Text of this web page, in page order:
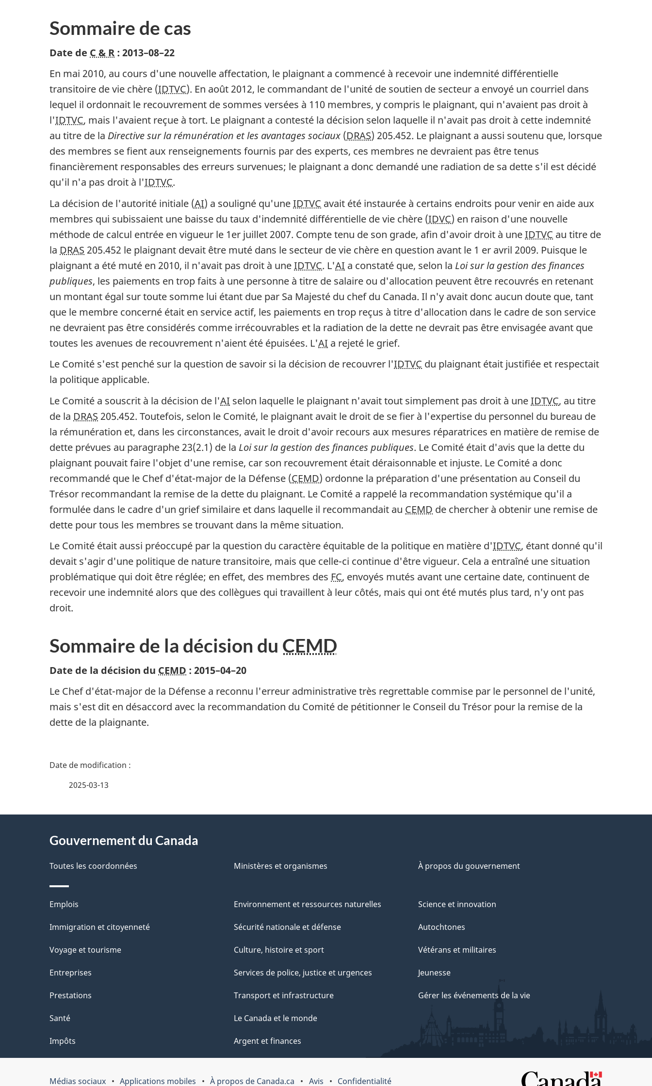
Sommaire de cas
Date de C & R : 2013–08–22
En mai 2010, au cours d'une nouvelle affectation, le plaignant a commencé à recevoir une indemnité différentielle
transitoire de vie chère (IDTVC). En août 2012, le commandant de l'unité de soutien de secteur a envoyé un courriel dans
lequel il ordonnait le recouvrement de sommes versées à 110 membres, y compris le plaignant, qui n'avaient pas droit à
l'IDTVC, mais l'avaient reçue à tort. Le plaignant a contesté la décision selon laquelle il n'avait pas droit à cette indemnité
au titre de la Directive sur la rémunération et les avantages sociaux (DRAS) 205.452. Le plaignant a aussi soutenu que, lorsque
des membres se fient aux renseignements fournis par des experts, ces membres ne devraient pas être tenus
financièrement responsables des erreurs survenues; le plaignant a donc demandé une radiation de sa dette s'il est décidé
qu'il n'a pas droit à l'IDTVC.
La décision de l'autorité initiale (AI) a souligné qu'uneIDTVC avait été instaurée à certains endroits pour venir en aide aux
membres qui subissaient une baisse du taux d'indemnité différentielle de vie chère (IDVC) en raison d'une nouvelle
méthode de calcul entrée en vigueur le 1er juillet 2007. Compte tenu de son grade, afin d'avoir droit à uneIDTVC au titre de
la DRAS 205.452 le plaignant devait être muté dans le secteur de vie chère en question avant le 1 er avril 2009. Puisque le
plaignant a été muté en 2010, il n'avait pas droit à uneIDTVC. L'AI a constaté que, selon la Loi sur la gestion des finances
publiques, les paiements en trop faits à une personne à titre de salaire ou d'allocation peuvent être recouvrés en retenant
un montant égal sur toute somme lui étant due par Sa Majesté du chef du Canada. Il n'y avait donc aucun doute que, tant
que le membre concerné était en service actif, les paiements en trop reçus à titre d'allocation dans le cadre de son service
ne devraient pas être considérés comme irrécouvrables et la radiation de la dette ne devrait pas être envisagée avant que
toutes les avenues de recouvrement n'aient été épuisées. L'AI a rejeté le grief.
Le Comité s'est penché sur la question de savoir si la décision de recouvrer l'IDTVC du plaignant était justifiée et respectait
la politique applicable.
Le Comité a souscrit à la décision de l'AI selon laquelle le plaignant n'avait tout simplement pas droit à uneIDTVC, au titre
de la DRAS 205.452. Toutefois, selon le Comité, le plaignant avait le droit de se fier à l'expertise du personnel du bureau de
la rémunération et, dans les circonstances, avait le droit d'avoir recours aux mesures réparatrices en matière de remise de
dette prévues au paragraphe 23(2.1) de la Loi sur la gestion des finances publiques. Le Comité était d'avis que la dette du
plaignant pouvait faire l'objet d'une remise, car son recouvrement était déraisonnable et injuste. Le Comité a donc
recommandé que le Chef d'état-major de la Défense (CEMD) ordonne la préparation d'une présentation au Conseil du
Trésor recommandant la remise de la dette du plaignant. Le Comité a rappelé la recommandation systémique qu'il a
formulée dans le cadre d'un grief similaire et dans laquelle il recommandait au CEMD de chercher à obtenir une remise de
dette pour tous les membres se trouvant dans la même situation.
Le Comité était aussi préoccupé par la question du caractère équitable de la politique en matière d'IDTVC, étant donné qu'il
devait s'agir d'une politique de nature transitoire, mais que celle-ci continue d'être vigueur. Cela a entraîné une situation
problématique qui doit être réglée; en effet, des membres des FC, envoyés mutés avant une certaine date, continuent de
recevoir une indemnité alors que des collègues qui travaillent à leur côtés, mais qui ont été mutés plus tard, n'y ont pas
droit.
Sommaire de la décision du CEMD
Date de la décision du CEMD : 2015–04–20
Le Chef d'état-major de la Défense a reconnu l'erreur administrative très regrettable commise par le personnel de l'unité,
mais s'est dit en désaccord avec la recommandation du Comité de pétitionner le Conseil du Trésor pour la remise de la
dette de la plaignante.
D
a
l
s
d
e
l
a
p
a
g
e
2025-03-13
proposGouvernement du Canada
Toutes les coordonnées Ministères et organismes À propos du gouvernement
Thèmes
et
Emplois
Immigration et citoyenneté
Voyage et tourisme
Entreprises
Prestations
Santé
Impôts
Environnement et ressources naturelles
Sécurité nationale et défense
Culture, histoire et sport
Services de police, justice et urgences
Transport et infrastructure
Le Canada et le monde
Argent et finances
Science et innovation
Autochtones
Vétérans et militaires
Jeunesse
Gérer les événements de la vie
Médias sociaux Applications mobiles À propos de Canada.ca Avis Confidentialité